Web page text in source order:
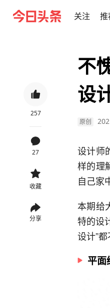
关注 推
257
27
收藏
分享
不
设
原创
设计师
样的理
自己家
本期给
特的设
设计”
平面